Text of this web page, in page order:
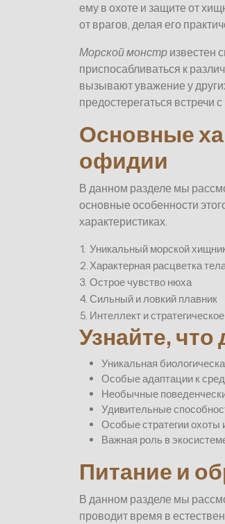
ему в охоте и защите от
от врагов, делая его
Морской монстр известен
приспосабливаться к
вызывают уважение у
предостерегаться встречи
Основные
офидии
В данном разделе мы
основные особенности
характеристиках.
1. Уникальный морской
2.Характерная расцветка
3. Острое чувство нюха
4. Сильный и ловкий плавник
5. Интеллект и
Узнайте,
Уникальная
Особые адаптации к
Необычные
Удивительные
Особые стратегии охоты
Важная роль в
Питание и
В данном разделе мы
проводит время в